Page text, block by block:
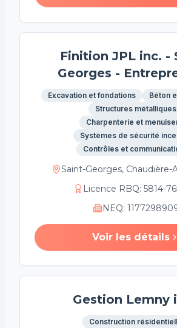
Finition JPL inc. -
Georges -
Excavation et fondations
Béton
Structures métalliques
Charpenterie et
Systèmes de sécurité
Contrôles et
Saint-Georges, Chaudière-
Licence RBQ: 5814-
NEQ:
Voir les détails
Gestion Lemny
Construction